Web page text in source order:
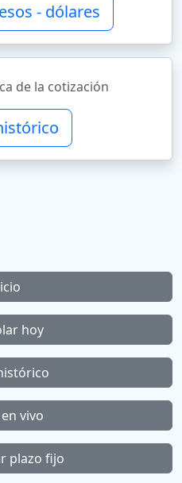
- dólares
de la cotización
hoy
vivo
plazo fijo